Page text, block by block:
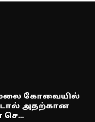
கோவையில்
அதற்கான